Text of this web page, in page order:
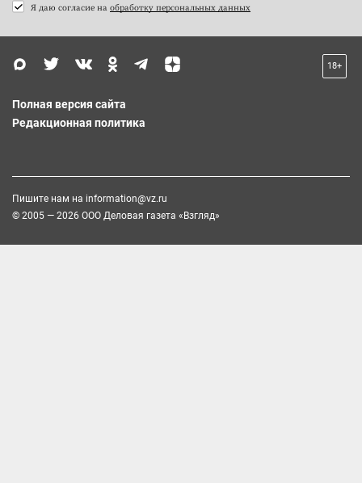
Я даю согласие на обработку персональных данных
18+
Полная версия сайта
Редакционная политика
Пишите нам на information@vz.ru
© 2005 — 2026 ООО Деловая газета «Взгляд»